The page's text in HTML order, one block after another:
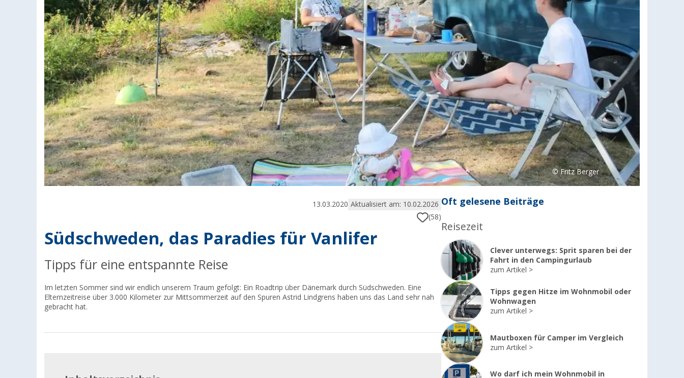
© Fritz Berger
13.03.2020 Aktualisiert am: 10.02.2026
(58)
Südschweden, das Paradies für Vanlifer
Tipps für eine entspannte Reise
Im letzten Sommer sind wir endlich unserem Traum gefolgt: Ein Roadtrip über Dänemark durch Südschweden. Eine
Elternzeitreise über 3.000 Kilometer zur Mittsommerzeit auf den Spuren Astrid Lindgrens haben uns das Land sehr nah
gebracht hat.
Oft gelesene Beiträge
Reisezeit
Clever unterwegs: Sprit sparen bei der
Fahrt in den Campingurlaub
zum Artikel
Tipps gegen Hitze im Wohnmobil oder
Wohnwagen
zum Artikel
Mautboxen für Camper im Vergleich
zum Artikel
Wo darf ich mein Wohnmobil in